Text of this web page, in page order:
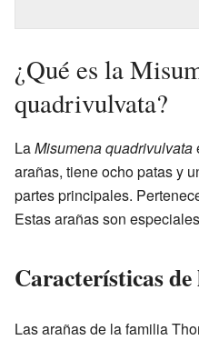
¿Qué es la
quadrivulvata?
LaMisumena quadrivulvata
arañas, tiene ocho patas y
partes principales.
Estas arañas son
Características
Las arañas de la familia